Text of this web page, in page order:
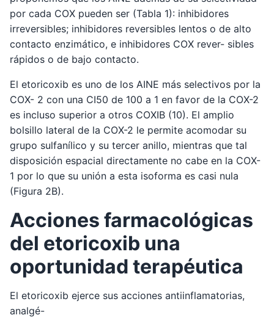
por cada COX pueden ser (Tabla 1): inhibidores
irreversibles; inhibidores reversibles lentos o de alto
contacto enzimático, e inhibidores COX rever- sibles
rápidos o de bajo contacto.
El etoricoxib es uno de los AINE más selectivos por la
COX- 2 con una CI50 de 100 a 1 en favor de la COX-2
es incluso superior a otros COXIB (10). El amplio
bolsillo lateral de la COX-2 le permite acomodar su
grupo sulfanílico y su tercer anillo, mientras que tal
disposición espacial directamente no cabe en la COX-
1 por lo que su unión a esta isoforma es casi nula
(Figura 2B).
Acciones farmacológicas
del etoricoxib una
oportunidad terapéutica
El etoricoxib ejerce sus acciones antiinflamatorias,
analgé-